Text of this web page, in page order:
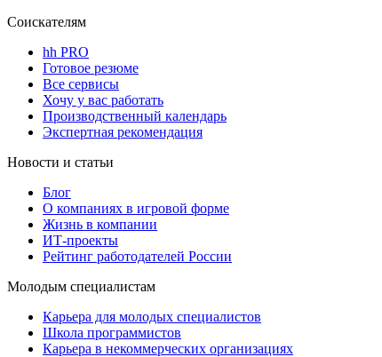
Соискателям
hh PRO
Готовое резюме
Все сервисы
Хочу у вас работать
Производственный календарь
Экспертная рекомендация
Новости и статьи
Блог
О компаниях в игровой форме
Жизнь в компании
ИТ-проекты
Рейтинг работодателей России
Молодым специалистам
Карьера для молодых специалистов
Школа программистов
Карьера в некоммерческих организациях